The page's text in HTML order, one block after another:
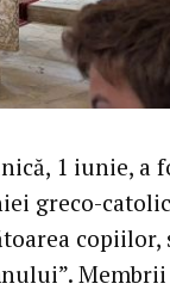
1 iunie, a
greco-
copiilor,
Membrii